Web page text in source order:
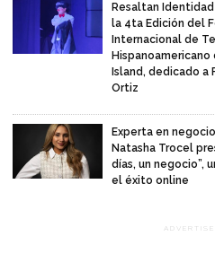
Resaltan
la 4ta Edición del
Internacional de
Hispanoamericano
Island, dedicado a
Ortiz
Experta en
Natasha Trocel
días, un negocio”,
el éxito online